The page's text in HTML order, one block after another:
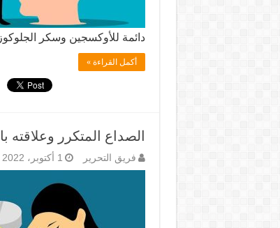
دائمة للأوكسجين وسكر
أكمل القراءة »
الصداع المتكرر وعلاقته
فريق التحرير 1 أكتوبر، 2022